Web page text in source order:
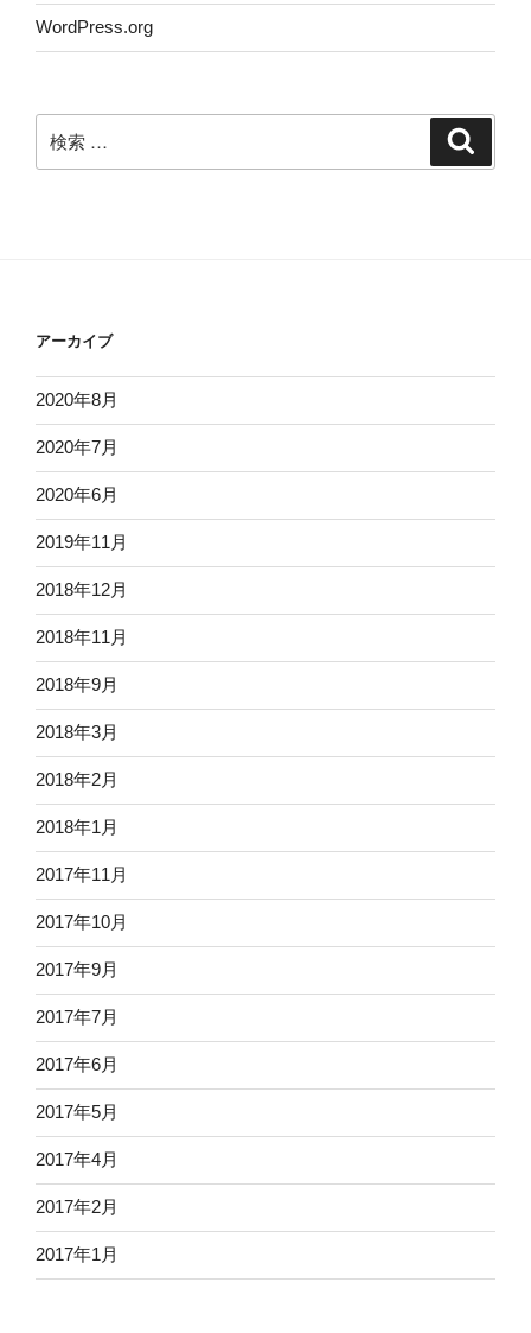
WordPress.org
索:
アーカイブ
2020年8月
2020年7月
2020年6月
2019年11月
2018年12月
2018年11月
2018年9月
2018年3月
2018年2月
2018年1月
2017年11月
2017年10月
2017年9月
2017年7月
2017年6月
2017年5月
2017年4月
2017年2月
2017年1月